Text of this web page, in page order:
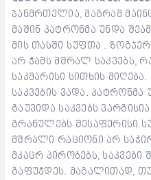
ჯანმრთელია, მაგრამ
მაშინ პატრონმა უნდა
მის თასში სუფთა .
არ ჭამს მშრალ საკვებს,
საკმარისი სითხის
საკვების ვადა.
გაუვიდა საკვებს
გრანულებს შესაფერისი
მშრალი რაციონი არ
მკაცრ პირობებს, საკვები
გაფუჭდეს. მაგალითად,